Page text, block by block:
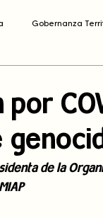
Gobernanza
de consulta previa
de la